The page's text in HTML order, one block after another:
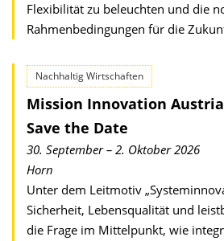
Flexibilität zu beleuchten und die
Rahmenbedingungen für die
Nachhaltig Wirtschaften
Mission Innovation Austria
Save the Date
30. September – 2. Oktober 2026
Horn
Unter dem Leitmotiv
Sicherheit, Lebensqualität und
die Frage im Mittelpunkt, wie